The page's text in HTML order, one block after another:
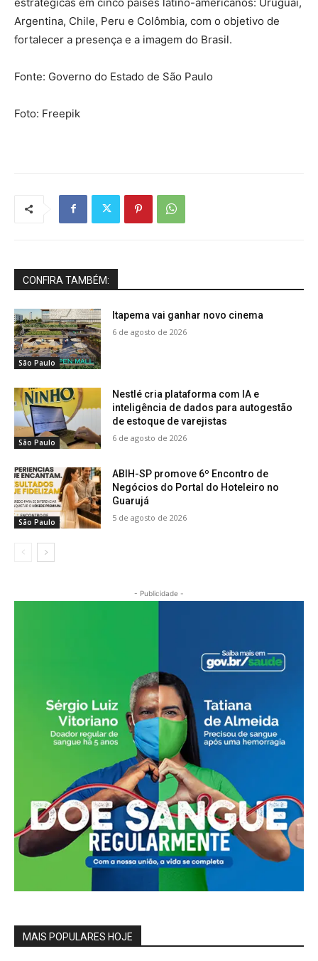
Argentina, Chile, Peru e Colômbia, com o objetivo de
fortalecer a presença e a imagem do Brasil.
Fonte: Governo do Estado de São Paulo
Foto: Freepik
CONFIRA TAMBÉM:
São Paulo
Itapema vai ganhar novo cinema
6 de agosto de 2026
São Paulo
Nestlé cria plataforma com IA e
inteligência de dados para autogestão
de estoque de varejistas
6 de agosto de 2026
São Paulo
ABIH-SP promove 6º Encontro de
Negócios do Portal do Hoteleiro no
Guarujá
5 de agosto de 2026
- Publicidade -
MAIS POPULARES HOJE